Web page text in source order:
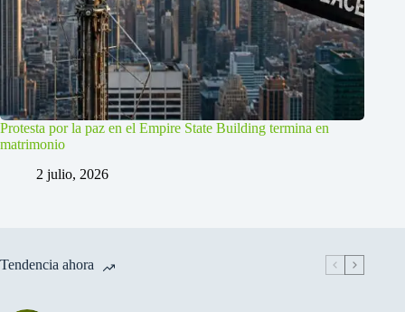
Protesta por la paz en el Empire State Building termina en
matrimonio
2 julio, 2026
Tendencia ahora